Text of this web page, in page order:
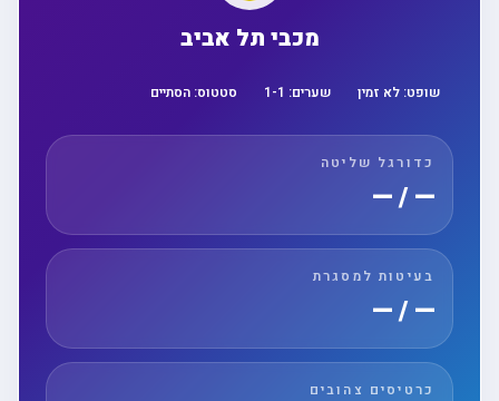
מכבי תל אביב
שופט:לא זמין שערים: 1 -1 סטטוס:הסתיים
כדורגל שליטה
— / —
בעיטות למסגרת
— / —
כרטיסים צהובים